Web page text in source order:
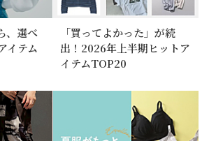
、選べ
イテム
「買ってよかった」が続
出！2026年上半期ヒットア
イテムTOP20